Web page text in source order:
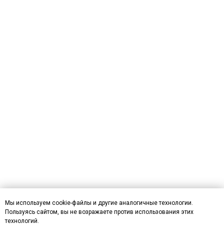
Мы используем cookie-файлы и другие аналогичные технологии.
Пользуясь сайтом, вы не возражаете против использования этих
технологий.